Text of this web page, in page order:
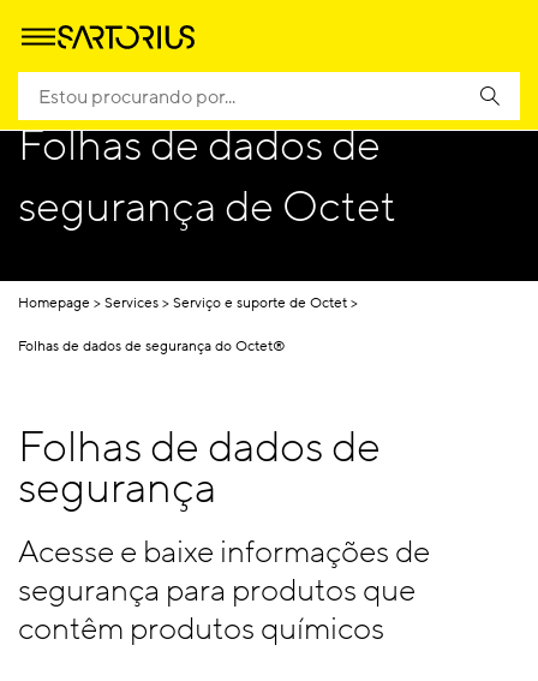
Folhas de dados de
segurança de Octet
Homepage Services Serviço e suporte de Octet
Folhas de dados de segurança do Octet®
Folhas de dados de
segurança
Acesse e baixe informações de
segurança para produtos que
contêm produtos químicos